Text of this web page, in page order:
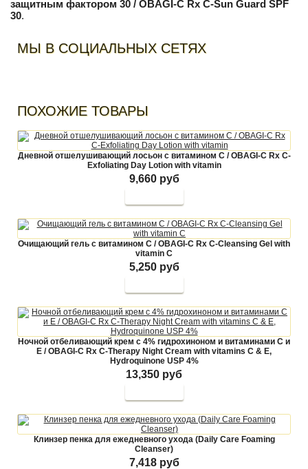
защитным фактором 30 / OBAGI-C Rx С-Sun Guard SPF
30.
МЫ В СОЦИАЛЬНЫХ СЕТЯХ
ПОХОЖИЕ ТОВАРЫ
Дневной отшелушивающий лосьон с витамином С / OBAGI-C Rx С-
Exfoliating Day Lotion with vitamin
9,660 руб
Очищающий гель с витамином С / OBAGI-C Rx С-Cleansing Gel with
vitamin C
5,250 руб
Ночной отбеливающий крем с 4% гидрохиноном и витаминами С и
Е / OBAGI-C Rx С-Therapy Night Cream with vitamins C & E,
Hydroquinone USP 4%
13,350 руб
Клинзер пенка для ежедневного ухода (Daily Care Foaming
Cleanser)
7,418 руб